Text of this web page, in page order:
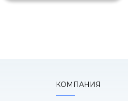
КОМПАНИЯ